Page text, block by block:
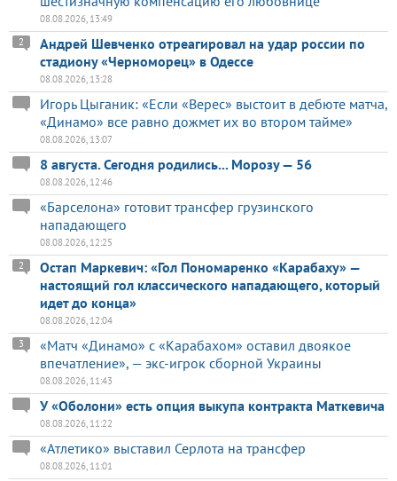
08.08.2026, 13:49
Андрей Шевченко отреагировал на удар россии по
стадиону «Черноморец» в Одессе
2
08.08.2026, 13:28
Игорь Цыганик: «Если «Верес» выстоит в дебюте матча,
«Динамо» все равно дожмет их во втором тайме»
08.08.2026, 13:07
8 августа. Сегодня родились... Морозу — 56
08.08.2026, 12:46
«Барселона» готовит трансфер грузинского
нападающего
08.08.2026, 12:25
Остап Маркевич: «Гол Пономаренко «Карабаху» —
настоящий гол классического нападающего, который
идет до конца»
2
08.08.2026, 12:04
«Матч «Динамо» с «Карабахом» оставил двоякое
впечатление», — экс-игрок сборной Украины
3
08.08.2026, 11:43
У «Оболони» есть опция выкупа контракта Маткевича
08.08.2026, 11:22
«Атлетико» выставил Серлота на трансфер
08.08.2026, 11:01